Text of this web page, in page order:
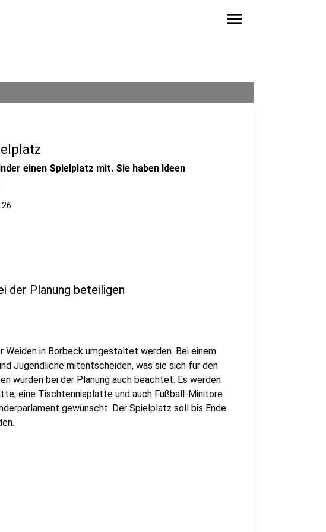
menu
einen Spielplatz mit. Sie haben Ideen
der Planung beteiligen
Weiden in Borbeck umgestaltet werden. Bei einem
Jugendliche mitentscheiden, was sie sich für den
wurden bei der Planung auch beachtet. Es werden
eine Tischtennisplatte und auch Fußball-Minitore
gewünscht. Der Spielplatz soll bis Ende